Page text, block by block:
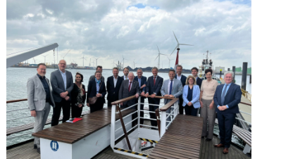
is
bursting
with
energy!